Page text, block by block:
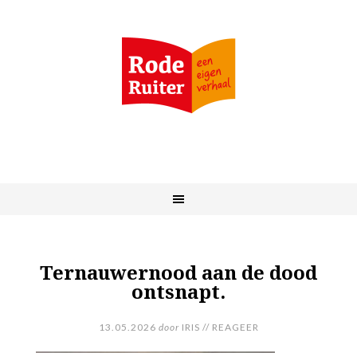
Ternauwernood aan de dood
ontsnapt.
13.05.2026 door IRIS // REAGEER